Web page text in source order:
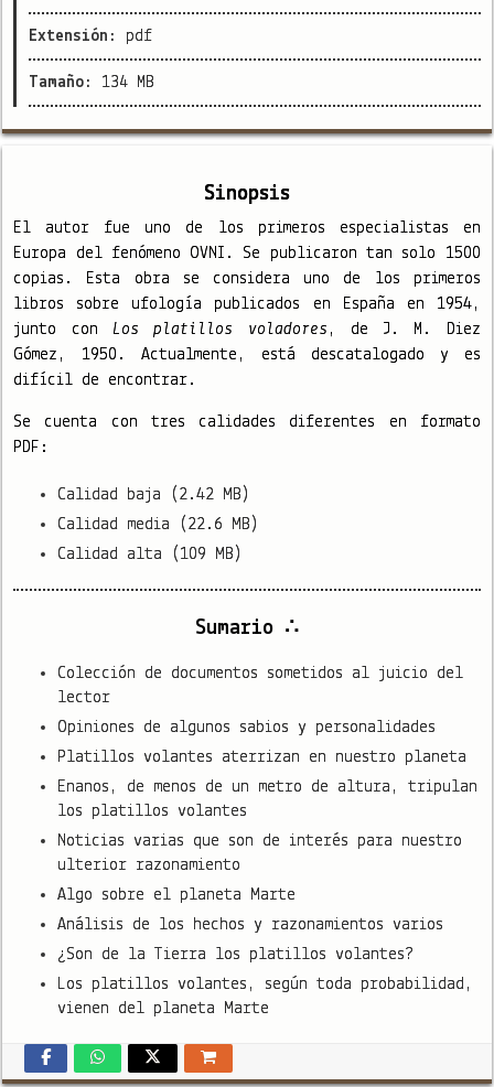
Extensión: pdf
Tamaño: 134 MB
Sinopsis
El autor fue uno de los primeros especialistas en
Europa del fenómeno OVNI. Se publicaron tan solo 1500
copias. Esta obra se considera uno de los primeros
libros sobre ufología publicados en España en 1954,
junto con Los platillos voladores , de J. M. Diez
Gómez, 1950. Actualmente, está descatalogado y es
difícil de encontrar.
Se cuenta con tres calidades diferentes en formato
PDF:
Calidad baja (2.42 MB)
Calidad media (22.6 MB)
Calidad alta (109 MB)
Sumario ∴
Colección de documentos sometidos al juicio del
lector
Opiniones de algunos sabios y personalidades
Platillos volantes aterrizan en nuestro planeta
Enanos, de menos de un metro de altura, tripulan
los platillos volantes
Noticias varias que son de interés para nuestro
ulterior razonamiento
Algo sobre el planeta Marte
Análisis de los hechos y razonamientos varios
¿Son de la Tierra los platillos volantes?
Los platillos volantes, según toda probabilidad,
vienen del planeta Marte